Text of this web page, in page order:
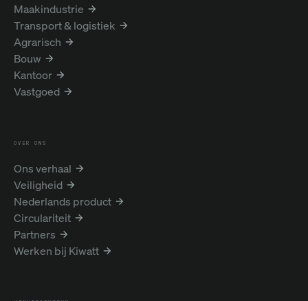
Maakindustrie
Transport & logistiek
Agrarisch
Bouw
Kantoor
Vastgoed
OVER ONS
Ons verhaal
Veiligheid
Nederlands product
Circulariteit
Partners
Werken bij Kiwatt